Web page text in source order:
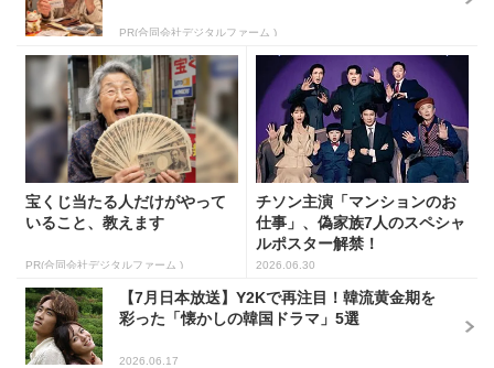
PR(合同会社デジタルファーム )
宝くじ当たる人だけがやって
いること、教えます
PR(合同会社デジタルファーム )
チソン主演「マンションのお
仕事」、偽家族7人のスペシャ
ルポスター解禁！
2026.06.30
【7月日本放送】Y2Kで再注目！韓流黄金期を
彩った「懐かしの韓国ドラマ」5選
2026.06.17